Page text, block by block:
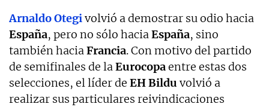
Arnaldo Otegivolvió a demostrar su odio hacia
España, pero no sólo haciaEspaña, sino
también haciaFrancia. Con motivo del partido
de semifinales de laEurocopaentre estas dos
selecciones, el líder de EH Bildu volvió a
realizar sus particulares reivindicaciones